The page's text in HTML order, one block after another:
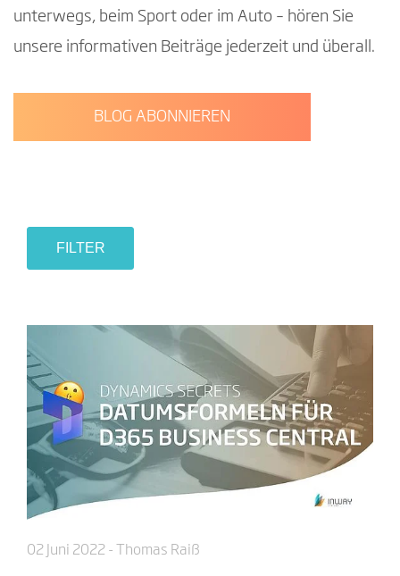
unterwegs, beim Sport oder im Auto – hören Sie
unsere informativen Beiträge jederzeit und überall.
BLOG ABONNIEREN
FILTER
02 Juni 2022 - Thomas Raiß